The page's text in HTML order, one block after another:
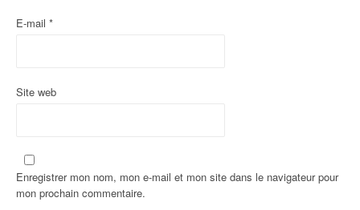
i
l
E-mail *
Site web
Enregistrer mon nom, mon e-mail et mon site dans le navigateur pour
mon prochain commentaire.